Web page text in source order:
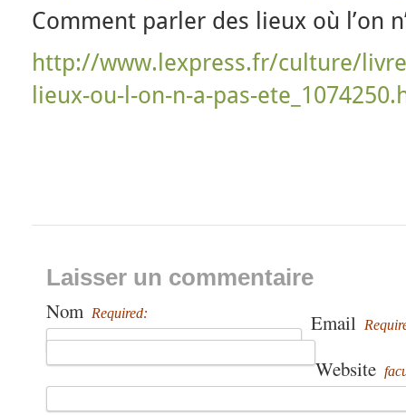
Comment parler des lieux où l’on
http://www.lexpress.fr/culture/
lieux-ou-l-on-n-a-pas-
Laisser un commentaire
Nom Required: Email
Website